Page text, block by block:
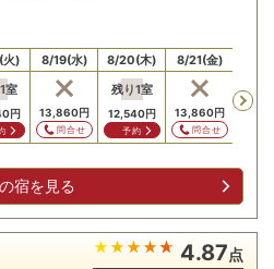
火)
1室
円
8/19(水)
13,860円
問合せ
8/20(木)
残り1室
12,540円
予約
8/21(金)
13,860円
問合せ
宿を見る
4.87点